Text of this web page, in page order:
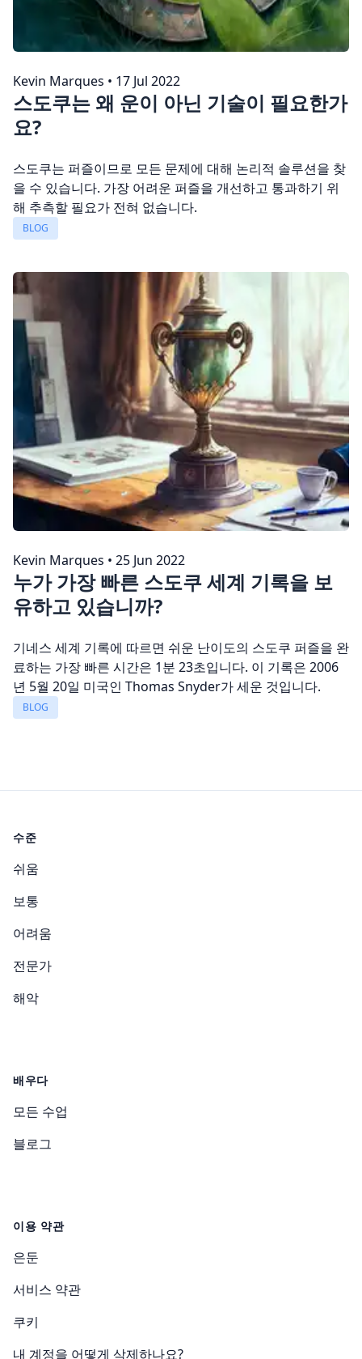
Kevin Marques • 17 Jul 2022
스도쿠는 왜 운이 아닌 기술이 필요한가
요?
스도쿠는 퍼즐이므로 모든 문제에 대해 논리적 솔루션을 찾
을 수 있습니다. 가장 어려운 퍼즐을 개선하고 통과하기 위
해 추측할 필요가 전혀 없습니다.
BLOG
Kevin Marques • 25 Jun 2022
누가 가장 빠른 스도쿠 세계 기록을 보
유하고 있습니까?
기네스 세계 기록에 따르면 쉬운 난이도의 스도쿠 퍼즐을 완
료하는 가장 빠른 시간은 1분 23초입니다. 이 기록은 2006
년 5월 20일 미국인 Thomas Snyder가 세운 것입니다.
BLOG
수준
쉬움
보통
어려움
전문가
해악
배우다
모든 수업
블로그
이용 약관
은둔
서비스 약관
쿠키
내 계정을 어떻게 삭제하나요?